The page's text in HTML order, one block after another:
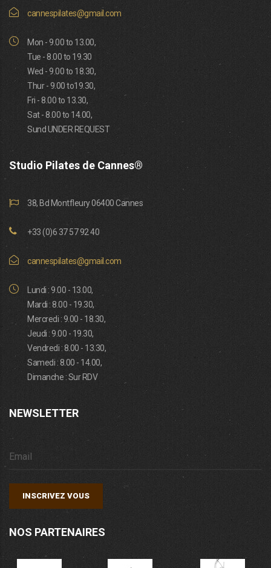
cannespilates@gmail.com
Mon - 9.00 to 13.00,
Tue - 8.00 to 19.30
Wed - 9.00 to 18.30,
Thur - 9.00 to19.30,
Fri - 8.00 to 13.30,
Sat - 8.00 to 14.00,
Sund UNDER REQUEST
Studio Pilates de Cannes®
38, Bd Montfleury 06400 Cannes
+33 (0)6 37 57 92 40
cannespilates@gmail.com
Lundi : 9.00 - 13.00,
Mardi : 8.00 - 19.30,
Mercredi : 9.00 - 18.30,
Jeudi : 9.00 - 19.30,
Vendredi : 8.00 - 13.30,
Samedi : 8.00 - 14.00,
Dimanche : Sur RDV
NEWSLETTER
INSCRIVEZ VOUS
NOS PARTENAIRES